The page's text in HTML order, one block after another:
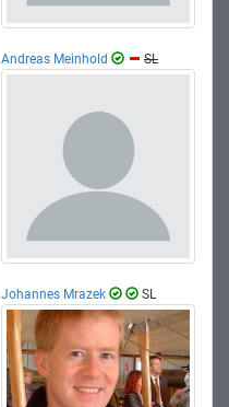
Andreas Meinhold SL
Johannes Mrazek SL